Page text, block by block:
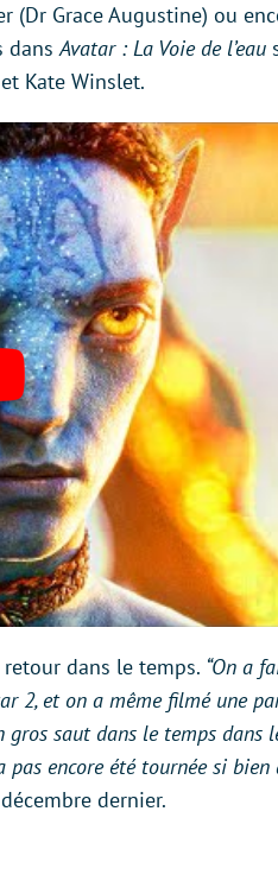
(Dr Grace Augustine) ou
dansAvatar : La Voie de l’eau
Kate Winslet.
dans le temps. “On a
2, et on a même filmé une
saut dans le temps dans
encore été tournée si bien
dernier.